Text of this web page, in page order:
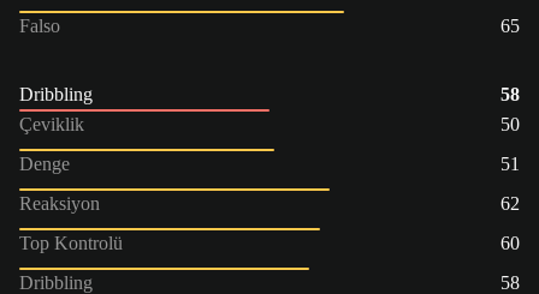
Falso
65
Dribbling
58
Çeviklik
50
Denge
51
Reaksiyon
62
Top Kontrolü
60
Dribbling
58